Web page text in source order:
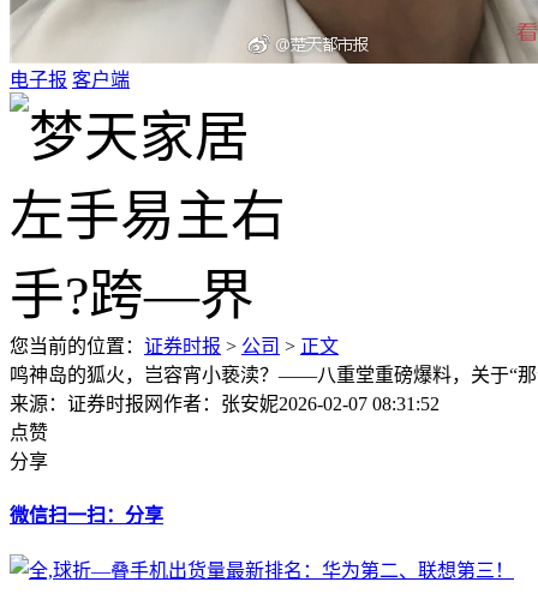
电子报 客户端
您当前的位置： 证券时报 > 公司 > 正文
鸣神岛的狐火，岂容宵小亵渎？——八重堂重磅爆料，关于“
来源：证券时报网作者：张安妮2026-02-07 08:31:52
点赞
分享
微信扫一扫：分享